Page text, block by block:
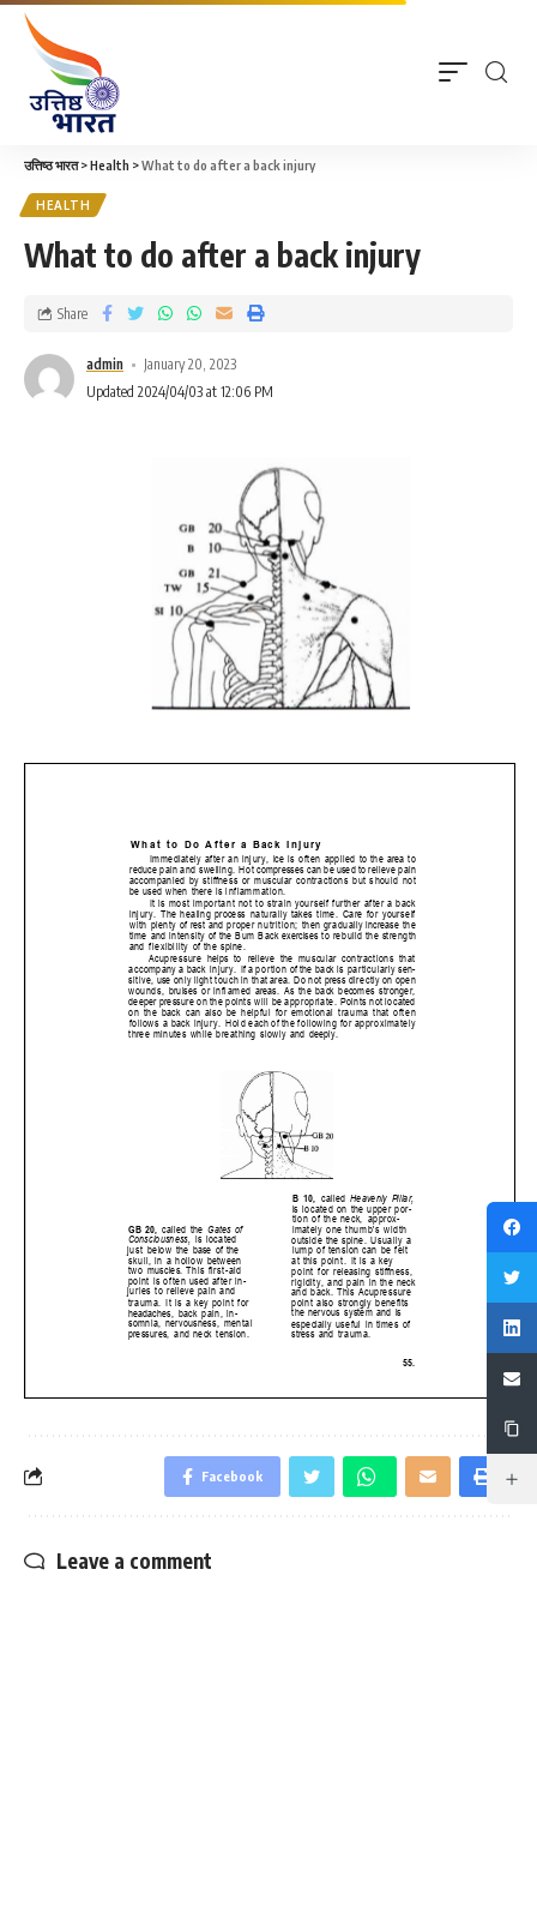
उत्तिष्ठ भारत>Health >What to do after a back injury
HEALTH
What to do after a back injury
admin
January 20, 2023
Updated 2024/04/03 at 12:06 PM
Share
Facebook
Leave a comment